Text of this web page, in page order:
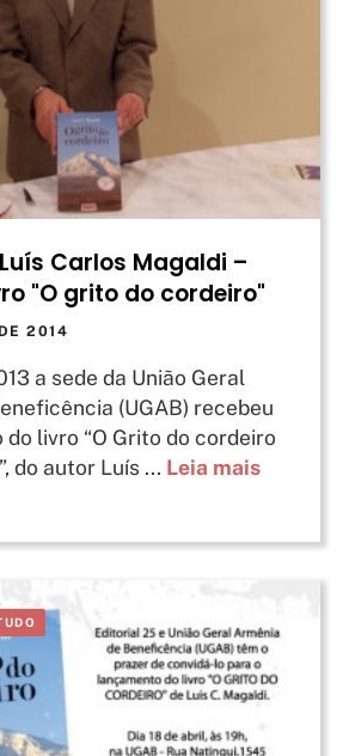
Carlos Magaldi –
"O grito do cordeiro"
2014
a sede da União Geral
(UGAB) recebeu
livro “O Grito do cordeiro
do autor Luís ... Leia mais